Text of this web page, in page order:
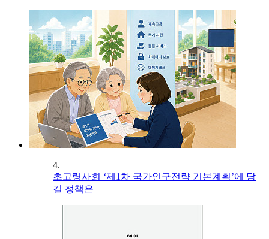
4.
초고령사회 ‘제1차 국가인구전략 기본계획’에 담
길 정책은